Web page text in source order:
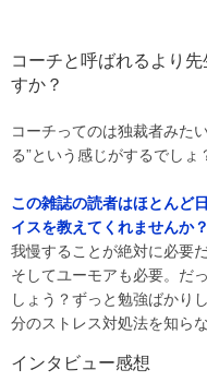
コーチと呼ばれるより
すか？
コーチってのは独裁者みた
る”という感じがするでしょ
この雑誌の読者はほとんど
イスを教えてくれませんか？
我慢することが絶対に必要だ
そしてユーモアも必要。だ
しょう？ずっと勉強ばかり
分のストレス対処法を知らな
インタビュー感想